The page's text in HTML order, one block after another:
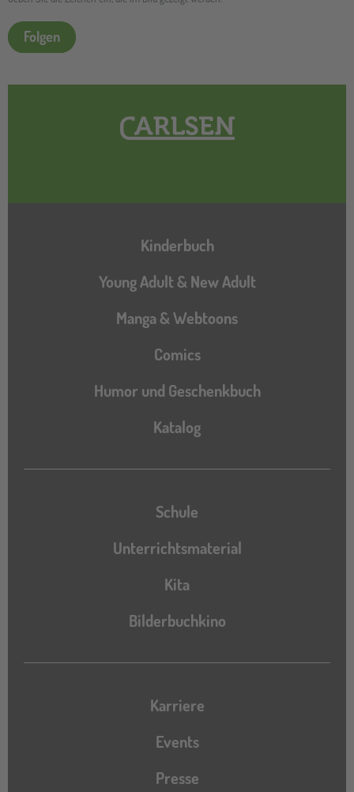
Folgen
Hauptnavigation
Kinderbuch
Young Adult & New Adult
Manga & Webtoons
Comics
Humor und Geschenkbuch
Katalog
Katalog
Schule
Unterrichtsmaterial
Kita
Bilderbuchkino
Karriere
Events
Presse